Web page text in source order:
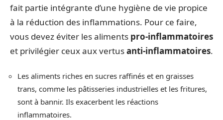
fait partie intégrante d’une hygiène de vie propice
à la réduction des inflammations. Pour ce faire,
vous devez éviter les aliments pro-inflammatoires
et privilégier ceux aux vertusanti-inflammatoires.
Les aliments riches en sucres raffinés et en graisses
trans, comme les pâtisseries industrielles et les fritures,
sont à bannir. Ils exacerbent les réactions
inflammatoires.